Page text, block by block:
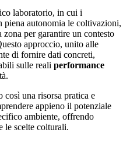
laboratorio, in cui i
piena autonomia le coltivazioni,
per garantire un contesto
approccio, unito alle
di fornire dati concreti,
sulle reali performance
una risorsa pratica e
appieno il potenziale
ambiente, offrendo
le scelte colturali.